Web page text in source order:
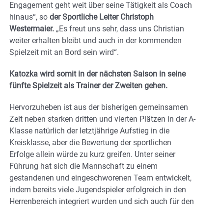
Engagement geht weit über seine Tätigkeit als Coach
hinaus“, so der Sportliche Leiter Christoph
Westermaier. „Es freut uns sehr, dass uns Christian
weiter erhalten bleibt und auch in der kommenden
Spielzeit mit an Bord sein wird“.
Katozka wird somit in der nächsten Saison in seine
fünfte Spielzeit als Trainer der Zweiten gehen.
Hervorzuheben ist aus der bisherigen gemeinsamen
Zeit neben starken dritten und vierten Plätzen in der A-
Klasse natürlich der letztjährige Aufstieg in die
Kreisklasse, aber die Bewertung der sportlichen
Erfolge allein würde zu kurz greifen. Unter seiner
Führung hat sich die Mannschaft zu einem
gestandenen und eingeschworenen Team entwickelt,
indem bereits viele Jugendspieler erfolgreich in den
Herrenbereich integriert wurden und sich auch für den